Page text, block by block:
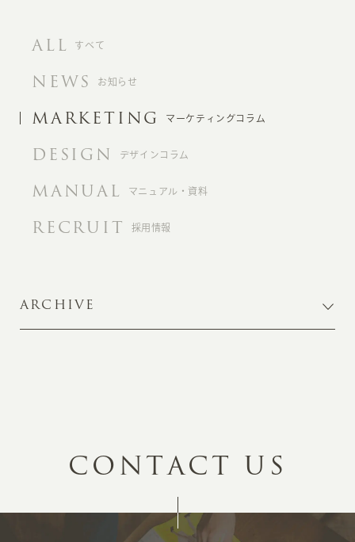
ALL すべて
NEWS お知らせ
MARKETING マーケティングコラム
DESIGN デザインコラム
MANUAL マニュアル・資料
RECRUIT 採用情報
ARCHIVE
CONTACT US